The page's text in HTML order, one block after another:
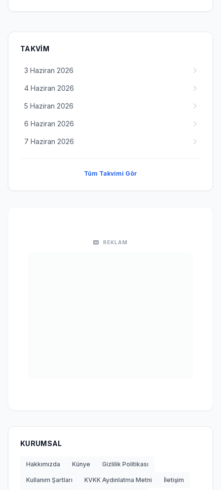
TAKVIM
3 Haziran 2026
4 Haziran 2026
5 Haziran 2026
6 Haziran 2026
7 Haziran 2026
Tüm Takvimi Gör
REKLAM
KURUMSAL
Hakkımızda Künye Gizlilik Politikası
Kullanım Şartları KVKK Aydınlatma Metni İletişim